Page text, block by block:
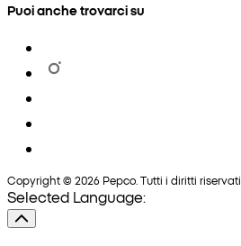
Puoi anche trovarci su
Copyright © 2026 Pepco. Tutti i diritti riservati.
Selected Language: